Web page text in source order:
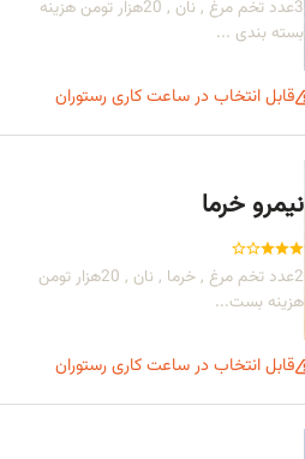
3عدد تخم مرغ , نان , 20هزار تومن هزینه
بسته بندی ...
قابل انتخاب در ساعت کاری رستوران
نیمرو خرما
2عدد تخم مرغ , خرما , نان , 20هزار تومن
هزینه بست...
قابل انتخاب در ساعت کاری رستوران